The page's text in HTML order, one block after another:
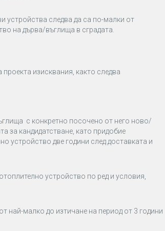
устройства следва да са по-малки от
на дърва/въглища в сградата.
изисквания, както следва
с конкретно посочено от него ново/
за кандидатстване, като придобие
устройство две години след доставката и
устройство по ред и условия,
най-малко до изтичане на период от 3 години